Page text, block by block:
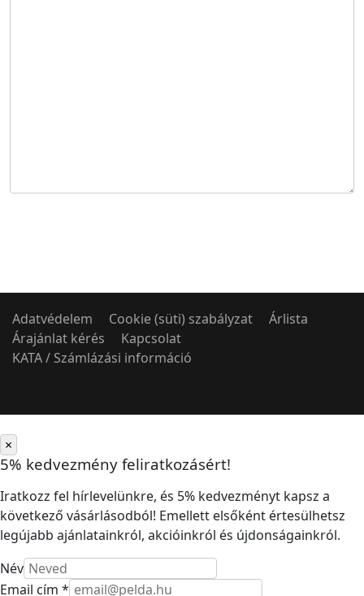
Adatvédelem Cookie (süti) szabályzat
Árlista
Árajánlat kérés
Kapcsolat
KATA / Számlázási információ
×
5% kedvezmény feliratkozásért!
Iratkozz fel hírlevelünkre, és 5% kedvezményt kapsz a
következő vásárlásodból! Emellett elsőként értesülhetsz
legújabb ajánlatainkról, akcióinkról és újdonságainkról.
Név
Email cím *